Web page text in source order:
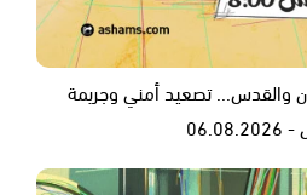
والقدس... تصعيد أمني وجريمة